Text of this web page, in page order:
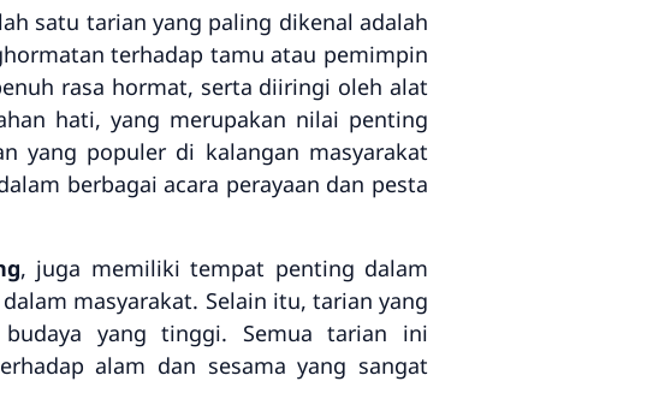
satu tarian yang paling dikenal adalah
terhadap tamu atau pemimpin
rasa hormat, serta diiringi oleh alat
hati, yang merupakan nilai penting
yang populer di kalangan masyarakat
berbagai acara perayaan dan pesta
, juga memiliki tempat penting dalam
masyarakat. Selain itu, tarian yang
yang tinggi. Semua tarian ini
alam dan sesama yang sangat